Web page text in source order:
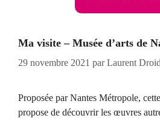
Ma visite – Musée d’arts de
29 novembre 2021 parLaurent Droid
Proposée par Nantes Métropole,
propose de découvrir les œuvres